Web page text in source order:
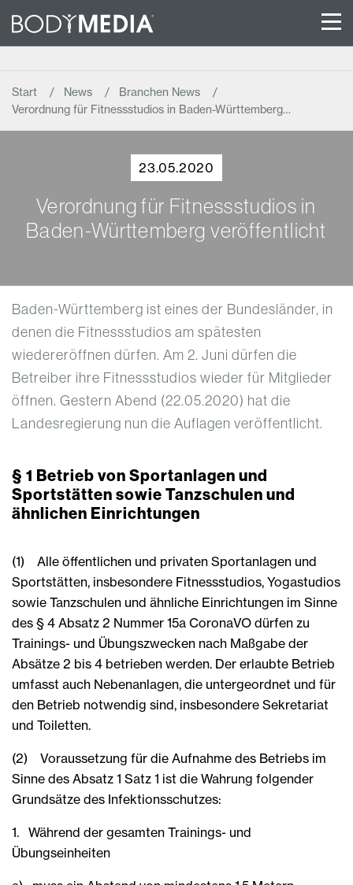
Start News
Branchen News
Verordnung für Fitnessstudios in Baden-Württemberg…
23.05.2020
Verordnung für Fitnessstudios in
Baden-Württemberg veröffentlicht
Baden-Württemberg ist eines der Bundesländer, in
denen die Fitnessstudios am spätesten
wiedereröffnen dürfen. Am 2. Juni dürfen die
Betreiber ihre Fitnessstudios wieder für Mitglieder
öffnen. Gestern Abend (22.05.2020) hat die
Landesregierung nun die Auflagen veröffentlicht.
§ 1 Betrieb von Sportanlagen und
Sportstätten sowie Tanzschulen und
ähnlichen Einrichtungen
(1) Alle öffentlichen und privaten Sportanlagen und
Sportstätten, insbesondere Fitnessstudios, Yogastudios
sowie Tanzschulen und ähnliche Einrichtungen im Sinne
des § 4 Absatz 2 Nummer 15a CoronaVO dürfen zu
Trainings- und Übungszwecken nach Maßgabe der
Absätze 2 bis 4 betrieben werden. Der erlaubte Betrieb
umfasst auch Nebenanlagen, die untergeordnet und für
den Betrieb notwendig sind, insbesondere Sekretariat
und Toiletten.
(2) Voraussetzung für die Aufnahme des Betriebs im
Sinne des Absatz 1 Satz 1 ist die Wahrung folgender
Grundsätze des Infektionsschutzes:
1. Während der gesamten Trainings- und
Übungseinheiten